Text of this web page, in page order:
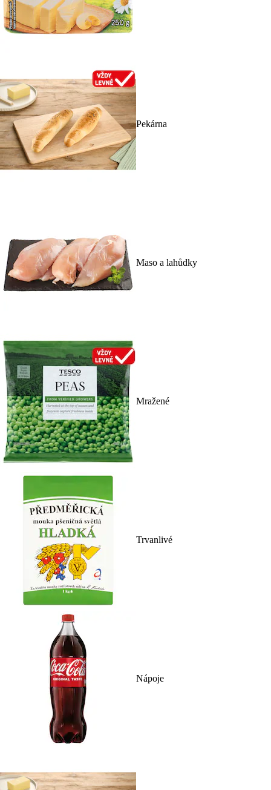
Pekárna
Maso a lahůdky
Mražené
Trvanlivé
Nápoje